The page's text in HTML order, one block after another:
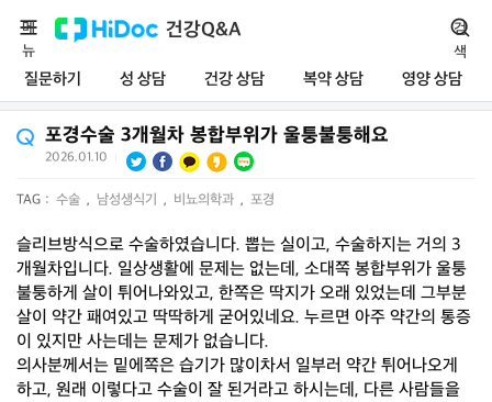
건강Q&A
질문하기 성 상담 건강 상담 복약 상담 영양 상담
메
뉴
검
색
포경수술 3개월차 봉합부위가 울퉁불퉁해요
2026.01.10
TAG : 수술 , 남성생식기 , 비뇨의학과 , 포경
슬리브방식으로 수술하였습니다. 뽑는 실이고, 수술하지는 거의 3
개월차입니다. 일상생활에 문제는 없는데, 소대쪽 봉합부위가 울퉁
불퉁하게 살이 튀어나와있고, 한쪽은 딱지가 오래 있었는데 그부분
살이 약간 패여있고 딱딱하게 굳어있네요. 누르면 아주 약간의 통증
이 있지만 사는데는 문제가 없습니다.
의사분께서는 밑에쪽은 습기가 많이차서 일부러 약간 튀어나오게
하고, 원래 이렇다고 수술이 잘 된거라고 하시는데, 다른 사람들을